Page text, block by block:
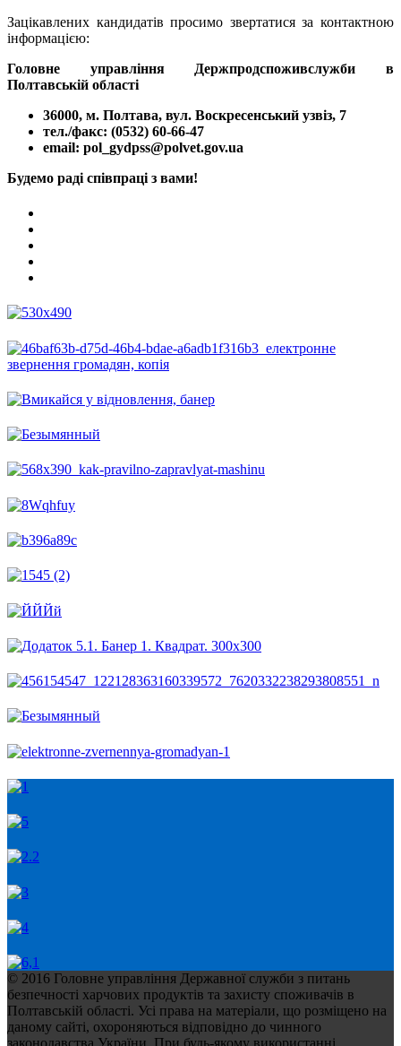
Зацікавлених кандидатів просимо звертатися за контактною
інформацією:
Головне управління Держпродспоживслужби в
Полтавській області
36000, м. Полтава, вул. Воскресенський узвіз, 7
тел./факс: (0532) 60-66-47
email: pol_gydpss@polvet.gov.ua
Будемо раді співпраці з вами!
© 2016 Головне управління Державної служби з питань
безпечності харчових продуктів та захисту споживачів в
Полтавській області. Усі права на матеріали, що розміщено на
даному сайті, охороняються відповідно до чинного